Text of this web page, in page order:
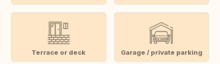
Terrace or deck Garage / private parking